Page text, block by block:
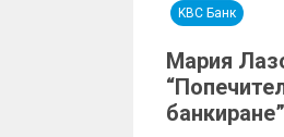
KBC Банк
Мария